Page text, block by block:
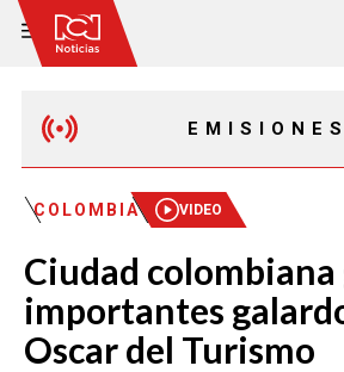
EMISIONES
EMISIÓN 12:30 PM
EMISIÓN 7:00 PM
COLOMBIA VIDEO
Ciudad colombiana
importantes
Oscar del Turismo